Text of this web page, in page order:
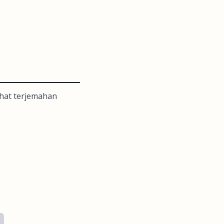
terjemahan